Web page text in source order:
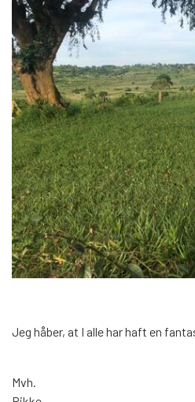
Jeg håber, at I alle har haft en
Mvh.